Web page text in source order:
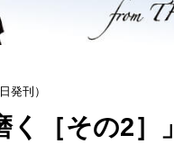
発刊）
［その2］」